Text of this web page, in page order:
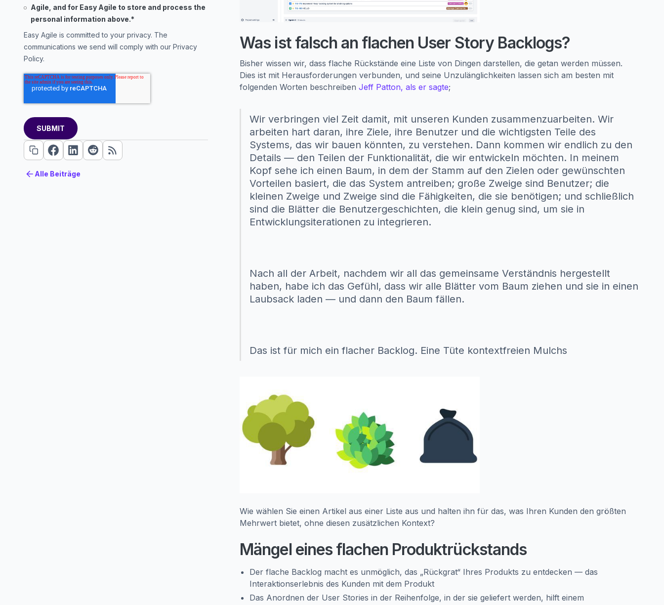
Agile, and for Easy Agile to store and process the
personal information above.*
Easy Agile is committed to your privacy. The
communications we send will comply with our Privacy
Policy.
Alle Beiträge
Was ist falsch an flachen User Story Backlogs?
Bisher wissen wir, dass flache Rückstände eine Liste von Dingen darstellen, die getan werden müssen.
Dies ist mit Herausforderungen verbunden, und seine Unzulänglichkeiten lassen sich am besten mit
folgenden Worten beschreibenJeff Patton, als er sagte;
Wir verbringen viel Zeit damit, mit unseren Kunden zusammenzuarbeiten. Wir
arbeiten hart daran, ihre Ziele, ihre Benutzer und die wichtigsten Teile des
Systems, das wir bauen könnten, zu verstehen. Dann kommen wir endlich zu den
Details — den Teilen der Funktionalität, die wir entwickeln möchten. In meinem
Kopf sehe ich einen Baum, in dem der Stamm auf den Zielen oder gewünschten
Vorteilen basiert, die das System antreiben; große Zweige sind Benutzer; die
kleinen Zweige und Zweige sind die Fähigkeiten, die sie benötigen; und schließlich
sind die Blätter die Benutzergeschichten, die klein genug sind, um sie in
Entwicklungsiterationen zu integrieren.
Nach all der Arbeit, nachdem wir all das gemeinsame Verständnis hergestellt
haben, habe ich das Gefühl, dass wir alle Blätter vom Baum ziehen und sie in einen
Laubsack laden — und dann den Baum fällen.
Das ist für mich ein flacher Backlog. Eine Tüte kontextfreien Mulchs
Wie wählen Sie einen Artikel aus einer Liste aus und halten ihn für das, was Ihren Kunden den größten
Mehrwert bietet, ohne diesen zusätzlichen Kontext?
Mängel eines flachen Produktrückstands
Der flache Backlog macht es unmöglich, das „Rückgrat“ Ihres Produkts zu entdecken — das
Interaktionserlebnis des Kunden mit dem Produkt
Das Anordnen der User Stories in der Reihenfolge, in der sie geliefert werden, hilft einem